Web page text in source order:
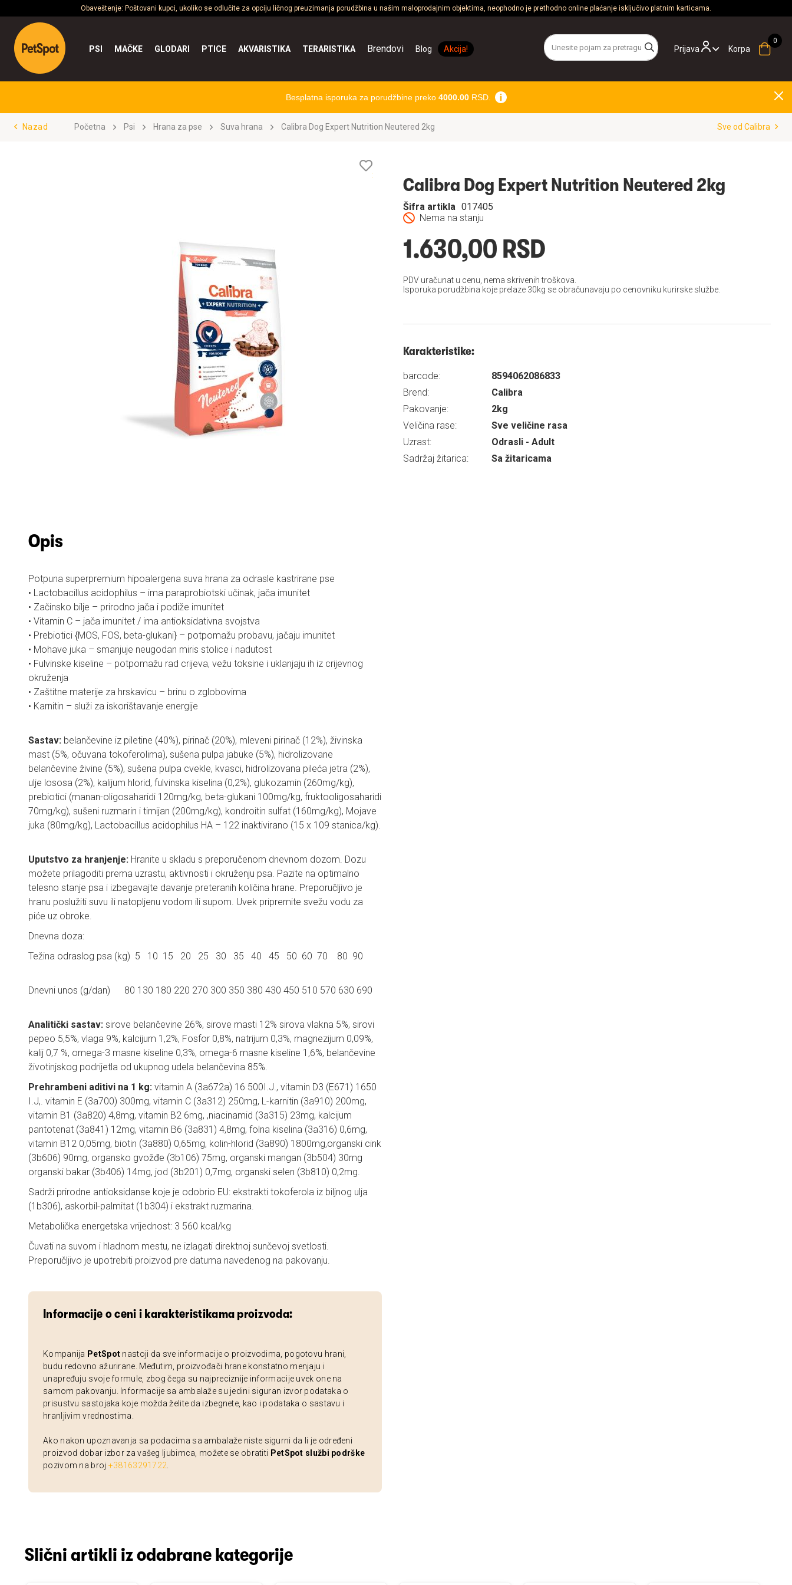
Obaveštenje: Poštovani kupci, ukoliko se odlučite za opciju ličnog preuzimanja porudžbina u našim maloprodajnim objektima, neophodno je prethodno online plaćanje isključivo platnim karticama.
Prijava
PSI MAČKE GLODARI PTICE AKVARISTIKA TERARISTIKA Brendovi Blog Akcija! Korpa
Besplatna isporuka za porudžbine preko 4000.00RSD.
Nazad Početna Psi Hrana za pse Suva hrana Calibra Dog Expert Nutrition Neutered 2kg Sve od Calibra
Opis
Potpuna superpremium hipoalergena suva hrana za odrasle kastrirane pse
• Lactobacillus acidophilus – ima paraprobiotski učinak, jača imunitet
• Začinsko bilje – prirodno jača i podiže imunitet
• Vitamin C – jača imunitet / ima antioksidativna svojstva
• Prebiotici {MOS, FOS, beta-glukani} – potpomažu probavu, jačaju imunitet
• Mohave juka – smanjuje neugodan miris stolice i nadutost
• Fulvinske kiseline – potpomažu rad crijeva, vežu toksine i uklanjaju ih iz crijevnog
okruženja
• Zaštitne materije za hrskavicu – brinu o zglobovima
• Karnitin – služi za iskorištavanje energije
Sastav: belančevine iz piletine (40%), pirinač (20%), mleveni pirinač (12%), živinska
mast (5%, očuvana tokoferolima), sušena pulpa jabuke (5%), hidrolizovane
belančevine živine (5%), sušena pulpa cvekle, kvasci, hidrolizovana pileća jetra (2%),
ulje lososa (2%), kalijum hlorid, fulvinska kiselina (0,2%), glukozamin (260mg/kg),
prebiotici (manan-oligosaharidi 120mg/kg, beta-glukani 100mg/kg, fruktooligosaharidi
70mg/kg), sušeni ruzmarin i timijan (200mg/kg), kondroitin sulfat (160mg/kg), Mojave
juka (80mg/kg), Lactobacillus acidophilus HA – 122 inaktivirano (15 x 109 stanica/kg).
Uputstvo za hranjenje: Hranite u skladu s preporučenom dnevnom dozom. Dozu
možete prilagoditi prema uzrastu, aktivnosti i okruženju psa. Pazite na optimalno
telesno stanje psa i izbegavajte davanje preteranih količina hrane. Preporučljivo je
hranu poslužiti suvu ili natopljenu vodom ili supom. Uvek pripremite svežu vodu za
piće uz obroke.
Dnevna doza:
Težina odraslog psa (kg) 5 10 15 20 25 30 35 40 45 50 60 70 80 90
Dnevni unos (g/dan) 80 130 180 220 270 300 350 380 430 450 510 570 630 690
Analitički sastav: sirove belančevine 26%, sirove masti 12% sirova vlakna 5%, sirovi
pepeo 5,5%, vlaga 9%, kalcijum 1,2%, Fosfor 0,8%, natrijum 0,3%, magnezijum 0,09%,
kalij 0,7 %, omega-3 masne kiseline 0,3%, omega-6 masne kiseline 1,6%, belančevine
životinjskog podrijetla od ukupnog udela belančevina 85%.
Prehrambeni aditivi na 1 kg: vitamin A (3a672a) 16 500I.J., vitamin D3 (E671) 1650
I.J,. vitamin E (3a700) 300mg, vitamin C (3a312) 250mg, L-karnitin (3a910) 200mg,
vitamin B1 (3a820) 4,8mg, vitamin B2 6mg, ,niacinamid (3a315) 23mg, kalcijum
pantotenat (3a841) 12mg, vitamin B6 (3a831) 4,8mg, folna kiselina (3a316) 0,6mg,
vitamin B12 0,05mg, biotin (3a880) 0,65mg, kolin-hlorid (3a890) 1800mg,organski cink
(3b606) 90mg, organsko gvožđe (3b106) 75mg, organski mangan (3b504) 30mg
organski bakar (3b406) 14mg, jod (3b201) 0,7mg, organski selen (3b810) 0,2mg.
Sadrži prirodne antioksidanse koje je odobrio EU: ekstrakti tokoferola iz biljnog ulja
(1b306), askorbil-palmitat (1b304) i ekstrakt ruzmarina.
Metabolička energetska vrijednost: 3 560 kcal/kg
Čuvati na suvom i hladnom mestu, ne izlagati direktnoj sunčevoj svetlosti.
Preporučljivo je upotrebiti proizvod pre datuma navedenog na pakovanju.
Informacije o ceni i karakteristikama proizvoda:
Kompanija PetSpot nastoji da sve informacije o proizvodima, pogotovu hrani,
budu redovno ažurirane. Međutim, proizvođači hrane konstatno menjaju i
unapređuju svoje formule, zbog čega su najpreciznije informacije uvek one na
samom pakovanju. Informacije sa ambalaže su jedini siguran izvor podataka o
prisustvu sastojaka koje možda želite da izbegnete, kao i podataka o sastavu i
hranljivim vrednostima.
Ako nakon upoznavanja sa podacima sa ambalaže niste sigurni da li je određeni
proizvod dobar izbor za vašeg ljubimca, možete se obratiti PetSpot službi podrške
pozivom na broj +38163291722
želja
Calibra Dog Expert Nutrition Neutered 2kg
Nema na stanju
Šifra artikla 017405
1.630,00 RSD
PDV uračunat u cenu, nema skrivenih troškova.
Isporuka porudžbina koje prelaze 30kg se obračunavaju po cenovniku kurirske službe.
Karakteristike:
barcode:
8594062086833
Brend:
Calibra
Pakovanje:
2kg
Veličina rase:
Sve veličine rasa
Uzrast:
Odrasli - Adult
Sadržaj žitarica:
Sa žitaricama
Slični artikli iz odabrane kategorije